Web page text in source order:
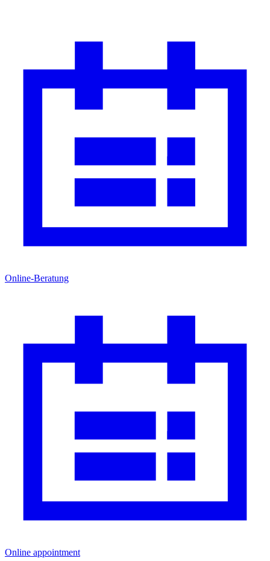
Online-Beratung
Online appointment